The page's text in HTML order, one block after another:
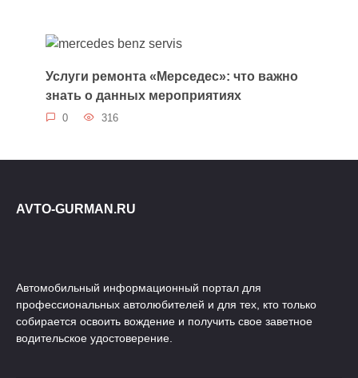
Услуги ремонта «Мерседес»: что важно
знать о данных мероприятиях
0 316
AVTO-GURMAN.RU
Автомобильный информационный портал для
профессиональных автолюбителей и для тех, кто только
собирается освоить вождение и получить свое заветное
водительское удостоверение.